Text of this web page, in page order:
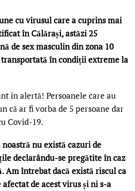
cu virusul care a cuprins mai
în Călărași, astăzi 25
de sex masculin din zona 10
transportată în condiții extreme la
în alertă! Persoanele care au
că ar fi vorba de 5 persoane dar
Covid-19.
nu există cazuri de
declarându-se pregătite în caz
Am întrebat dacă există riscul ca
de acest virus și ni s-a